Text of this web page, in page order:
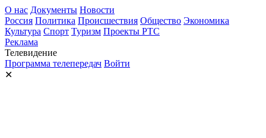
О нас Документы Новости
Россия Политика Происшествия Общество Экономика
Культура Спорт Туризм Проекты РТС
Реклама
Телевидение
Программа телепередач Войти
✕